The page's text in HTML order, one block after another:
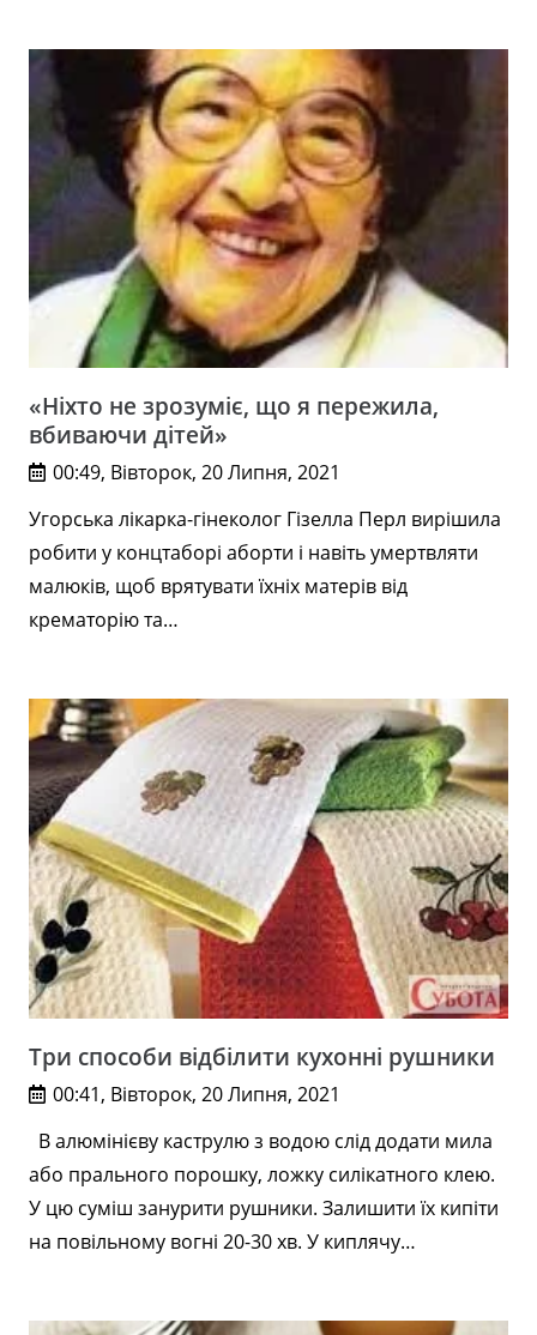
«Ніхто не зрозуміє, що я пережила,
вбиваючи дітей»
00:49, Вівторок, 20 Липня, 2021
Угорська лікарка-гінеколог Гізелла Перл вирішила
робити у концтаборі аборти і навіть умертвляти
малюків, щоб врятувати їхніх матерів від
крематорію та…
Три способи відбілити кухонні рушники
00:41, Вівторок, 20 Липня, 2021
В алюмінієву каструлю з водою слід додати мила
або прального порошку, ложку силікатного клею.
У цю суміш занурити рушники. Залишити їх кипіти
на повільному вогні 20-30 хв. У киплячу…